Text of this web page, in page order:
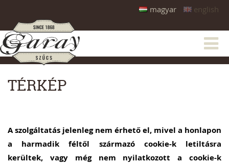
magyar english
TÉRKÉP
A szolgáltatás jelenleg nem érhető el, mivel a honlapon
a harmadik féltől származó cookie-k letiltásra
kerültek, vagy még nem nyilatkozott a cookie-k